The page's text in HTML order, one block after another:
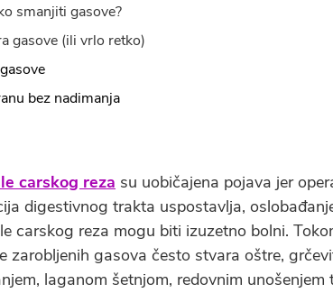
smanjiti gasove?
gasove (ili vrlo retko)
bez nadimanja
carskog reza su uobičajena pojava jer
digestivnog trakta uspostavlja,
carskog reza mogu biti izuzetno bolni.
zarobljenih gasova često stvara oštre,
laganom šetnjom, redovnim